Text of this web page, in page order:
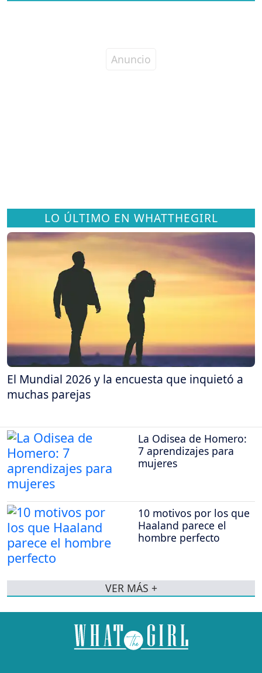
LO ÚLTIMO EN WHATTHEGIRL
El Mundial 2026 y la encuesta que inquietó a
muchas parejas
La Odisea de Homero:
7 aprendizajes para
mujeres
10 motivos por los que
Haaland parece el
hombre perfecto
VER MÁS +